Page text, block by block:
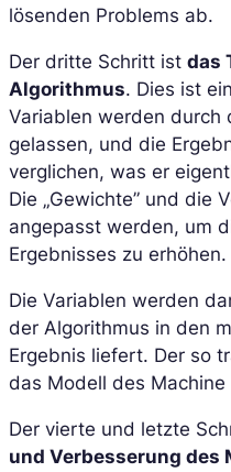
lösenden Problems ab.
Der dritte Schritt ist das
Algorithmus. Dies ist
Variablen werden durch
gelassen, und die
verglichen, was er
Die „Gewichte” und die
angepasst werden, um
Ergebnisses zu erhöhen.
Die Variablen werden
der Algorithmus in den
Ergebnis liefert. Der so
das Modell des Machine
Der vierte und letzte
und Verbesserung des